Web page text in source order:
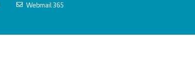
Webmail 365